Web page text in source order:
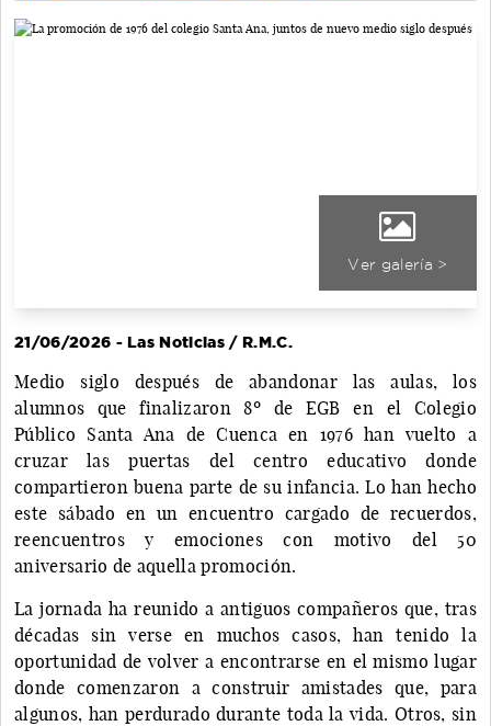
Ver galería >
21/06/2026 - Las Noticias / R.M.C.
Medio siglo después de abandonar las aulas, los
alumnos que finalizaron 8º de EGB en el Colegio
Público Santa Ana de Cuenca en 1976 han vuelto a
cruzar las puertas del centro educativo donde
compartieron buena parte de su infancia. Lo han hecho
este sábado en un encuentro cargado de recuerdos,
reencuentros y emociones con motivo del 50
aniversario de aquella promoción.
La jornada ha reunido a antiguos compañeros que, tras
décadas sin verse en muchos casos, han tenido la
oportunidad de volver a encontrarse en el mismo lugar
donde comenzaron a construir amistades que, para
algunos, han perdurado durante toda la vida. Otros, sin